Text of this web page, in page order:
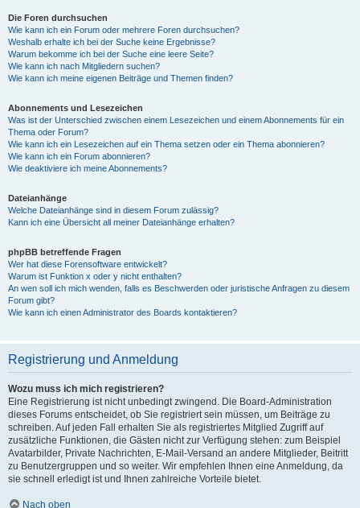
Die Foren durchsuchen
Wie kann ich ein Forum oder mehrere Foren durchsuchen?
Weshalb erhalte ich bei der Suche keine Ergebnisse?
Warum bekomme ich bei der Suche eine leere Seite?
Wie kann ich nach Mitgliedern suchen?
Wie kann ich meine eigenen Beiträge und Themen finden?
Abonnements und Lesezeichen
Was ist der Unterschied zwischen einem Lesezeichen und einem Abonnements für ein
Thema oder Forum?
Wie kann ich ein Lesezeichen auf ein Thema setzen oder ein Thema abonnieren?
Wie kann ich ein Forum abonnieren?
Wie deaktiviere ich meine Abonnements?
Dateianhänge
Welche Dateianhänge sind in diesem Forum zulässig?
Kann ich eine Übersicht all meiner Dateianhänge erhalten?
phpBB betreffende Fragen
Wer hat diese Forensoftware entwickelt?
Warum ist Funktion x oder y nicht enthalten?
An wen soll ich mich wenden, falls es Beschwerden oder juristische Anfragen zu diesem
Forum gibt?
Wie kann ich einen Administrator des Boards kontaktieren?
Registrierung und Anmeldung
Wozu muss ich mich registrieren?
Eine Registrierung ist nicht unbedingt zwingend. Die Board-Administration
dieses Forums entscheidet, ob Sie registriert sein müssen, um Beiträge zu
schreiben. Auf jeden Fall erhalten Sie als registriertes Mitglied Zugriff auf
zusätzliche Funktionen, die Gästen nicht zur Verfügung stehen: zum Beispiel
Avatarbilder, Private Nachrichten, E-Mail-Versand an andere Mitglieder, Beitritt
zu Benutzergruppen und so weiter. Wir empfehlen Ihnen eine Anmeldung, da
sie schnell erledigt ist und Ihnen zahlreiche Vorteile bietet.
Nach oben